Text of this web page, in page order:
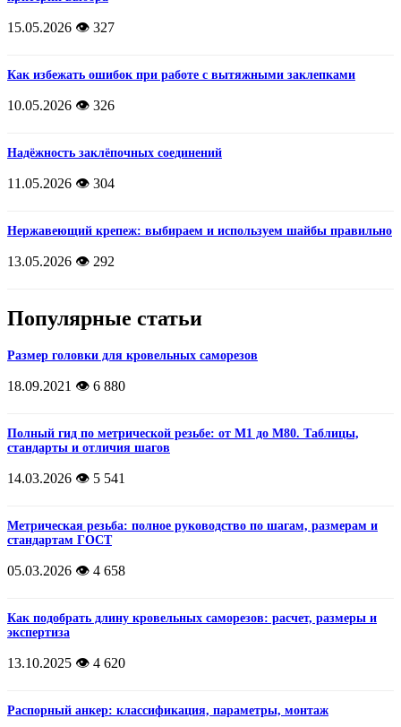
15.05.2026 👁️ 327
Как избежать ошибок при работе с вытяжными заклепками
10.05.2026 👁️ 326
Надёжность заклёпочных соединений
11.05.2026 👁️ 304
Нержавеющий крепеж: выбираем и используем шайбы правильно
13.05.2026 👁️ 292
Популярные статьи
Размер головки для кровельных саморезов
18.09.2021 👁️ 6 880
Полный гид по метрической резьбе: от М1 до М80. Таблицы,
стандарты и отличия шагов
14.03.2026 👁️ 5 541
Метрическая резьба: полное руководство по шагам, размерам и
стандартам ГОСТ
05.03.2026 👁️ 4 658
Как подобрать длину кровельных саморезов: расчет, размеры и
экспертиза
13.10.2025 👁️ 4 620
Распорный анкер: классификация, параметры, монтаж